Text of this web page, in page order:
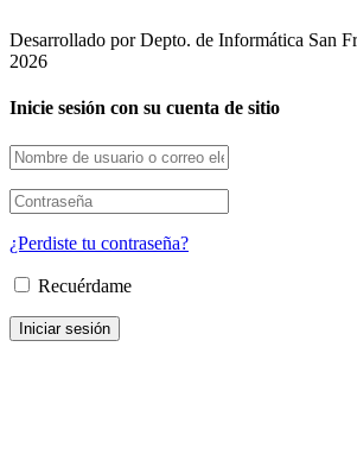
Desarrollado por Depto. de Informática San
2026
Inicie sesión con su cuenta de sitio
¿Perdiste tu contraseña?
Recuérdame